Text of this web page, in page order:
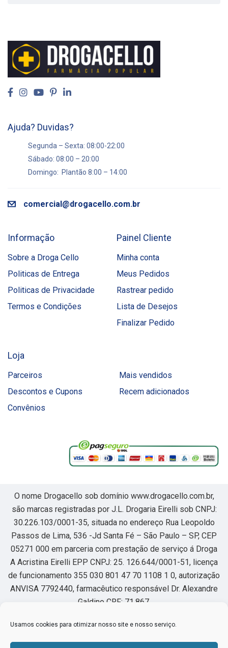
Usamos cookies para otimizar nosso site e nosso serviço.
Ajuda? Duvidas?
Segunda – Sexta: 08:00-22:00
Sábado: 08:00 – 20:00
Domingo: Plantão 8:00 – 14:00
comercial@drogacello.com.br
Informação
Sobre a Droga Cello
Politicas de Entrega
Politicas de Privacidade
Termos e Condições
Painel Cliente
Minha conta
Meus Pedidos
Rastrear pedido
Lista de Desejos
Finalizar Pedido
Loja
Parceiros
Mais vendidos
Descontos e Cupons
Recem adicionados
Convênios
O nome Drogacello sob domínio www.drogacello.com.br,
são marcas registradas por J.L. Drogaria Eirelli sob CNPJ:
30.226.103/0001-35, situada no endereço Rua Leopoldo
Passos de Lima, 536 -Jd Santa Fé – São Paulo – SP, CEP
05271 000 em parceria com prestação de serviço á Droga
A Acristina Eirelli EPP CNPJ: 25. 126.644/0001-51, licença
de funcionamento 355 030 801 47 70 1108 1 0, autorização
ANVISA 7792440, farmacêutico responsável Dr. Alexandre
Galdino CRF: 71.867.
Horário de funcionamento segunda à sexta das 8:00 as
22hs, sábado das 8:00 as 18hs.